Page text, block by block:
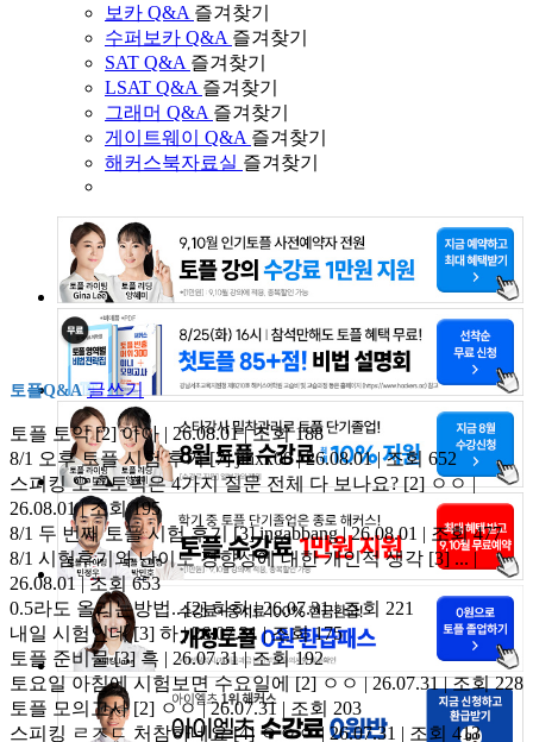
보카 Q&A 즐겨찾기
수퍼보카 Q&A 즐겨찾기
SAT Q&A 즐겨찾기
LSAT Q&A 즐겨찾기
그래머 Q&A 즐겨찾기
게이트웨이 Q&A 즐겨찾기
해커스북자료실 즐겨찾기
토플Q&A 글쓰기
토플 토익[2] 아아 | 26.08.01 | 조회 188
8/1 오후 토플 시험 후기[7] jihxx00 | 26.08.01 | 조회 652
스피킹 오프토픽은 4가지 질문 전체 다 보나요?[2] ㅇㅇ |
26.08.01 | 조회 195
8/1 두 번째 토플 시험 후기 [3] ingabbang | 26.08.01 | 조회 477
8/1 시험후기와 난이도 경향성에 대한 개인적 생각 [3] ... |
26.08.01 | 조회 653
0.5라도 올리는방법..[2] 하하 | 26.07.31 | 조회 221
내일 시험인데[3] 하 | 26.07.31 | 조회 175
토플 준비물[3] 흑 | 26.07.31 | 조회 192
토요일 아침에 시험보면 수요일에[2] ㅇㅇ | 26.07.31 | 조회 228
토플 모의고사 [2] ㅇㅇ | 26.07.31 | 조회 203
스피킹 ㄹㅈㄷ 처참하네요[4] ㅇㅇㅇ | 26.07.31 | 조회 413